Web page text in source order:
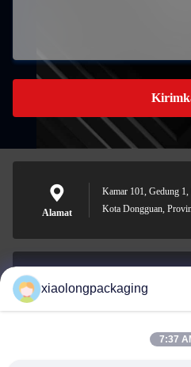
Alamat
Kamar 101, Gedung
Kota Dongguan,
xiaolongpackaging
7:37